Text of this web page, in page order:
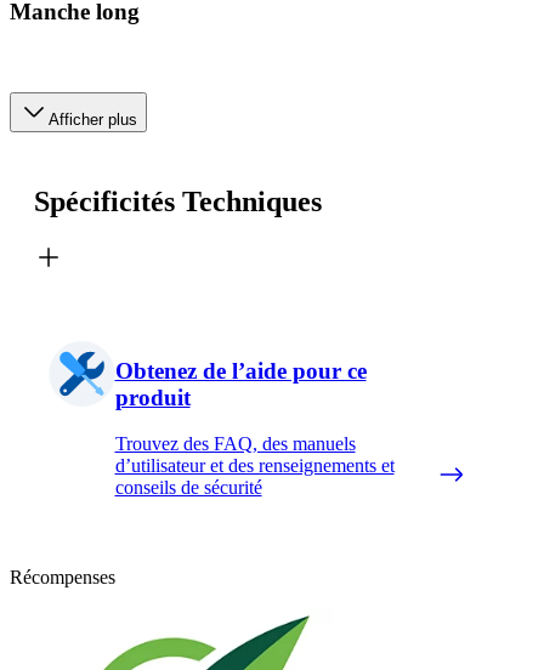
Manche long
Afficher plus
Spécificités Techniques
Obtenez de l’aide pour ce
produit
Trouvez des FAQ, des manuels
d’utilisateur et des renseignements et
conseils de sécurité
Récompenses